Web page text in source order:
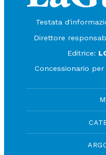
Testata
Direttore
Editrice:
Concessionario